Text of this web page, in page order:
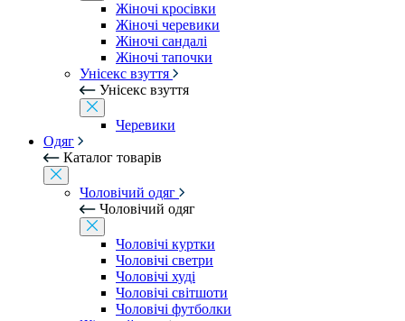
Жіночі кросівки
Жіночі черевики
Жіночі сандалі
Жіночі тапочки
Унісекс взуття
Унісекс взуття
Черевики
Одяг
Каталог товарів
Чоловічий одяг
Чоловічий одяг
Чоловічі куртки
Чоловічі светри
Чоловічі худі
Чоловічі світшоти
Чоловічі футболки